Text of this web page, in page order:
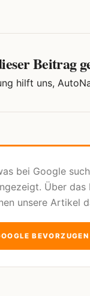
Beitrag
hilft uns,
bei Google
Über
unsere Artikel
BEVORZUGEN